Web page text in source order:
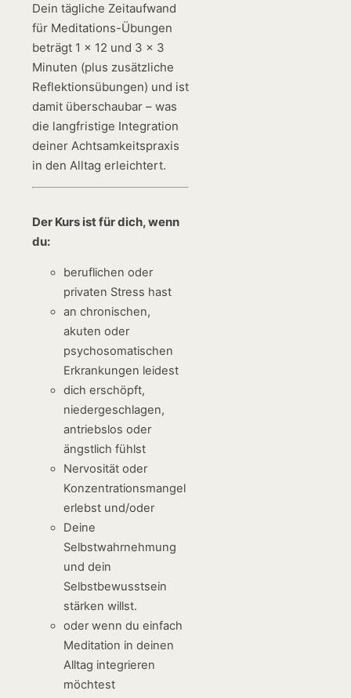
Dein tägliche Zeitaufwand
für Meditations-Übungen
beträgt 1 x 12 und 3 x 3
Minuten (plus zusätzliche
Reflektionsübungen) und ist
damit überschaubar – was
die langfristige Integration
deiner Achtsamkeitspraxis
in den Alltag erleichtert.
Der Kurs ist für dich, wenn
du:
beruflichen oder
privaten Stress hast
an chronischen,
akuten oder
psychosomatischen
Erkrankungen leidest
dich erschöpft,
niedergeschlagen,
antriebslos oder
ängstlich fühlst
Nervosität oder
Konzentrationsmangel
erlebst und/oder
Deine
Selbstwahrnehmung
und dein
Selbstbewusstsein
stärken willst.
oder wenn du einfach
Meditation in deinen
Alltag integrieren
möchtest